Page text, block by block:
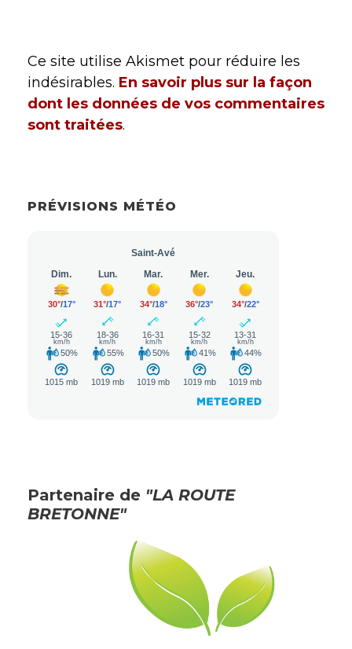
Ce site utilise Akismet pour réduire les
indésirables. En savoir plus sur la façon
dont les données de vos commentaires
sont traitées.
PRÉVISIONS MÉTÉO
Partenaire de "LA ROUTE
BRETONNE"